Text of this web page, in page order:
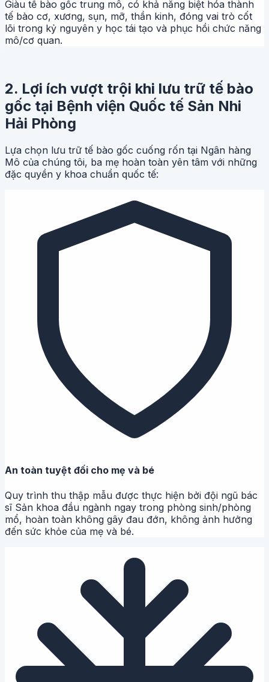
Giàu tế bào gốc trung mô, có khả năng biệt hóa thành
tế bào cơ, xương, sụn, mỡ, thần kinh, đóng vai trò cốt
lõi trong kỷ nguyên y học tái tạo và phục hồi chức năng
mô/cơ quan.
2. Lợi ích vượt trội khi lưu trữ tế bào
gốc tại Bệnh viện Quốc tế Sản Nhi
Hải Phòng
Lựa chọn lưu trữ tế bào gốc cuống rốn tại Ngân hàng
Mô của chúng tôi, ba mẹ hoàn toàn yên tâm với những
đặc quyền y khoa chuẩn quốc tế:
An toàn tuyệt đối cho mẹ và bé
Quy trình thu thập mẫu được thực hiện bởi đội ngũ bác
sĩ Sản khoa đầu ngành ngay trong phòng sinh/phòng
mổ, hoàn toàn không gây đau đớn, không ảnh hưởng
đến sức khỏe của mẹ và bé.